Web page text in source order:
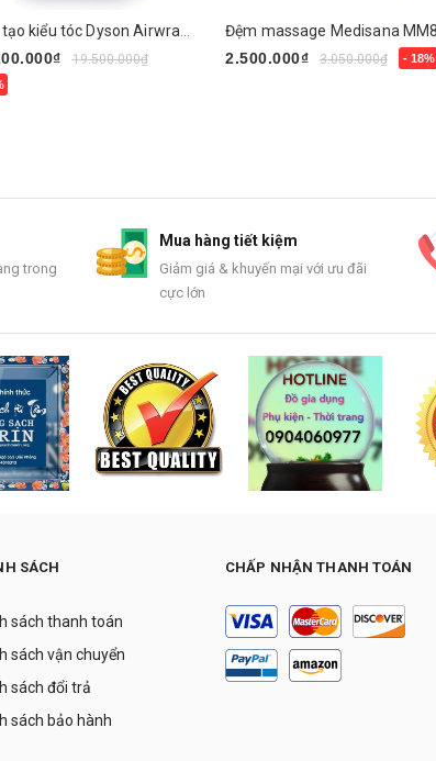
19.500.000₫
2.500.000₫
3.050.000₫ - 18%
trong
Mua hàng tiết kiệm
Giảm giá & khuyến mại với ưu đãi
cực lớn
SÁCH
sách thanh toán
sách vận chuyển
sách đổi trả
sách bảo hành
CHẤP NHẬN THANH TOÁN